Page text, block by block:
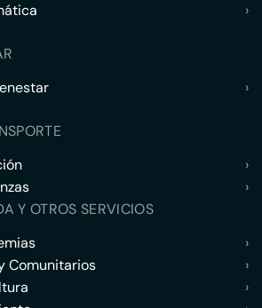
›
›
›
›
Y OTROS SERVICIOS
›
Comunitarios
›
›